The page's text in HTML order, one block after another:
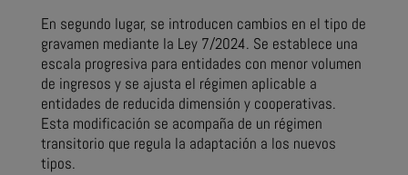
En segundo lugar, se introducen cambios en el tipo de
gravamen mediante la Ley 7/2024. Se establece una
escala progresiva para entidades con menor volumen
de ingresos y se ajusta el régimen aplicable a
entidades de reducida dimensión y cooperativas.
Esta modificación se acompaña de un régimen
transitorio que regula la adaptación a los nuevos
tipos.